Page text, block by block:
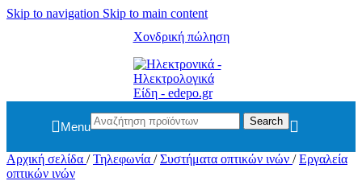
Skip to navigation Skip to main content
Χονδρική πώληση
Menu Search
Αρχική σελίδα / Τηλεφωνία / Συστήματα οπτικών ινών / Εργαλεία
οπτικών ινών